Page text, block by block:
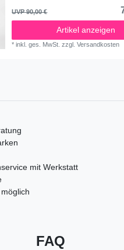
UVP 90,00 €
Artikel anzeigen
*inkl. ges. MwSt. zzgl.Versandkosten
mit Werkstatt
FAQ